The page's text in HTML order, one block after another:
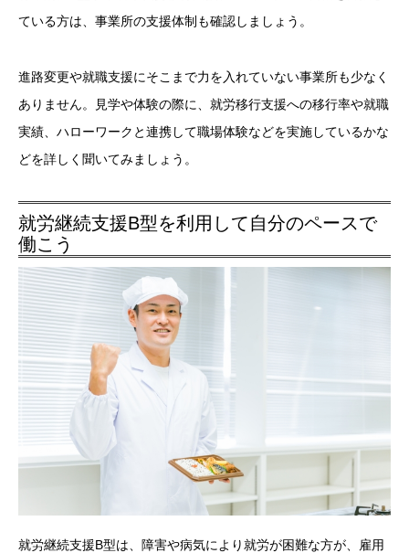
ている方は、事業所の支援体制も確認しましょう。
進路変更や就職支援にそこまで力を入れていない事業所も少なく
ありません。見学や体験の際に、就労移行支援への移行率や就職
実績、ハローワークと連携して職場体験などを実施しているかな
どを詳しく聞いてみましょう。
就労継続支援B型を利用して自分のペースで
働こう
就労継続支援B型は、障害や病気により就労が困難な方が、雇用